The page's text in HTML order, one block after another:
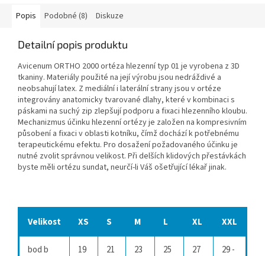
Popis Podobné (8) Diskuze
Detailní popis produktu
Avicenum ORTHO 2000 ortéza hlezenní typ 01 je vyrobena z 3D
tkaniny. Materiály použité na její výrobu jsou nedráždivé a
neobsahují latex. Z mediální i laterální strany jsou v ortéze
integrovány anatomicky tvarované dlahy, které v kombinaci s
páskami na suchý zip zlepšují podporu a fixaci hlezenního kloubu.
Mechanizmus účinku hlezenní ortézy je založen na kompresivním
působení a fixaci v oblasti kotníku, čímž dochází k potřebnému
terapeutickému efektu. Pro dosažení požadovaného účinku je
nutné zvolit správnou velikost. Při delších klidových přestávkách
byste měli ortézu sundat, neurčí-li Váš ošetřující lékař jinak.
Velikost XS S M L XL XXL
bod b
19
21
23
25
27
29 -